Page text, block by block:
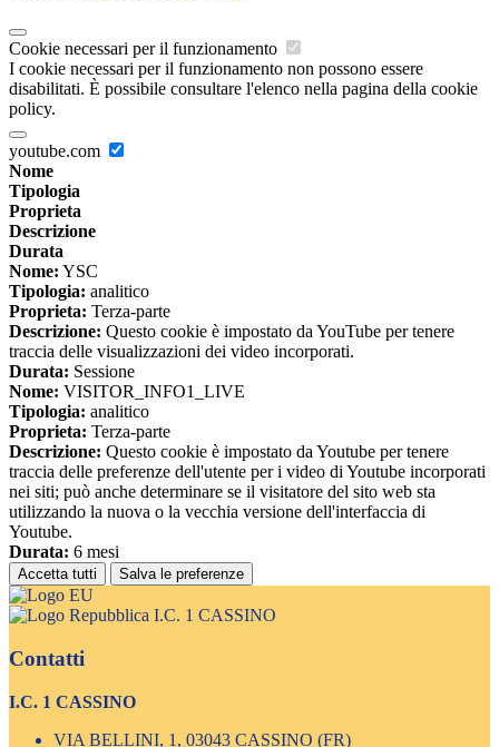
Cookie necessari per il funzionamento
I cookie necessari per il funzionamento non possono essere
disabilitati. È possibile consultare l'elenco nella pagina della cookie
policy.
youtube.com
Nome
Tipologia
Proprieta
Descrizione
Durata
Nome: YSC
Tipologia: analitico
Proprieta: Terza-parte
Descrizione: Questo cookie è impostato da YouTube per tenere
traccia delle visualizzazioni dei video incorporati.
Durata: Sessione
Nome: VISITOR_INFO1_LIVE
Tipologia: analitico
Proprieta: Terza-parte
Descrizione: Questo cookie è impostato da Youtube per tenere
traccia delle preferenze dell'utente per i video di Youtube incorporati
nei siti; può anche determinare se il visitatore del sito web sta
utilizzando la nuova o la vecchia versione dell'interfaccia di
Youtube.
Durata: 6 mesi
Accetta tutti Salva le preferenze
I.C. 1 CASSINO
Contatti
I.C. 1 CASSINO
VIA BELLINI, 1, 03043 CASSINO (FR)